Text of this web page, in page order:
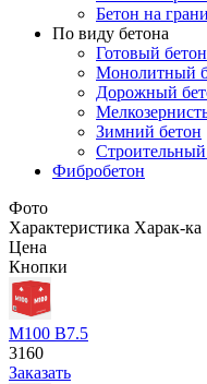
Бетон на
По виду бетона
Готовый бетон
Монолитный
Дорожный
Зимний бетон
Строительный
Фибробетон
Фото
Характеристика Харак-ка
Цена
Кнопки
М100 В7.5
3160
Заказать